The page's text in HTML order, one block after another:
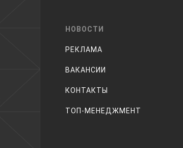
НОВОСТИ
РЕКЛАМА
ВАКАНСИИ
КОНТАКТЫ
ТОП-МЕНЕДЖМЕНТ